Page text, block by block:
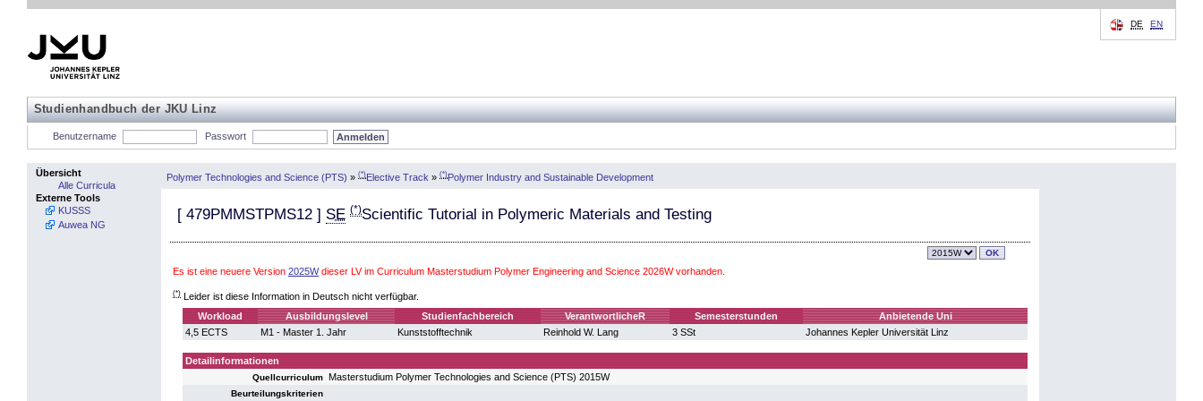
Studienhandbuch der JKU Linz
DE EN
Benutzername Passwort
Übersicht
Alle Curricula
Externe Tools
KUSSS
Auwea NG
Polymer Technologies and Science (PTS) » (*)Elective Track » (*)Polymer Industry and Sustainable Development
[ 479PMMSTPMS12 ] SE (*)Scientific Tutorial in Polymeric Materials and Testing
Es ist eine neuere Version 2025Wdieser LV im Curriculum Masterstudium Polymer Engineering and Science 2026W vorhanden.
(*) Leider ist diese Information in Deutsch nicht verfügbar.
Workload
Ausbildungslevel Studienfachbereich VerantwortlicheR Semesterstunden
Anbietende Uni
4,5 ECTS
M1 - Master 1. Jahr Kunststofftechnik Reinhold W. Lang 3 SSt Johannes Kepler Universität Linz
Detailinformationen
Quellcurriculum Masterstudium Polymer Technologies and Science (PTS) 2015W
Beurteilungskriterien